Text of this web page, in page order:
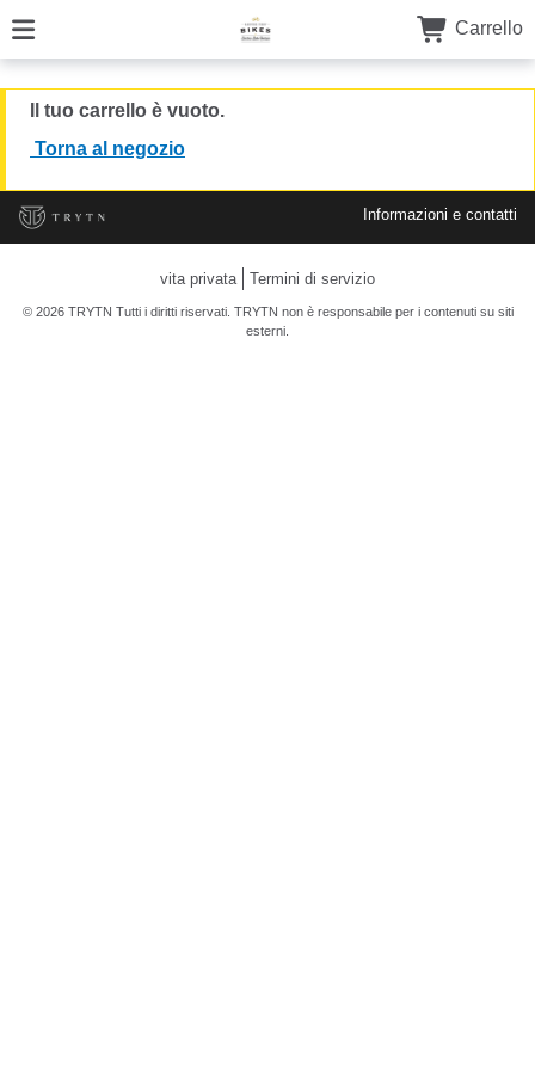
Carrello
Il tuo carrello è vuoto.
Torna al negozio
Informazioni e contatti
vita privata Termini di servizio
© 2026 TRYTN Tutti i diritti riservati. TRYTN non è responsabile per i contenuti su siti
esterni.